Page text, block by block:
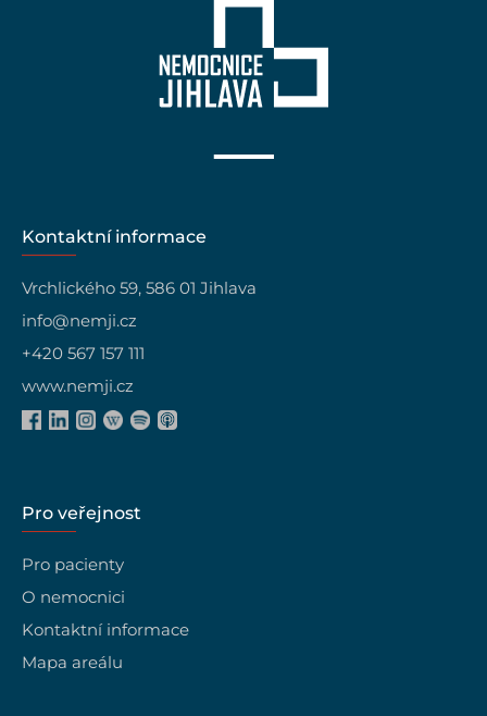
Kontaktní informace
Vrchlického 59, 586 01 Jihlava
info@nemji.cz
+420 567 157 111
www.nemji.cz
Pro veřejnost
Pro pacienty
O nemocnici
Kontaktní informace
Mapa areálu